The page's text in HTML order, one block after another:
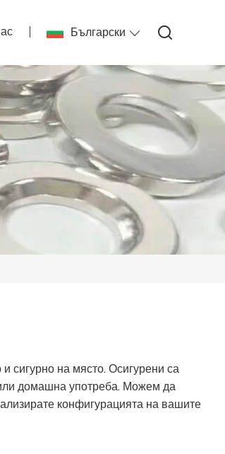
Български
сигурно на място. Осигурени са
домашна употреба. Можем да
конфигурацията на вашите